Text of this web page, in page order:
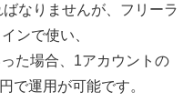
なりませんが、フリーラ
ンで使い、
た場合、1アカウントの
で運用が可能です。